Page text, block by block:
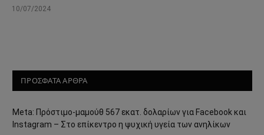
10/07/2024
ΠΡΟΣΦΑΤΑ ΑΡΘΡΑ
Meta: Πρόστιμο-μαμούθ 567 εκατ. δολαρίων για Facebook και
Instagram – Στο επίκεντρο η ψυχική υγεία των ανηλίκων